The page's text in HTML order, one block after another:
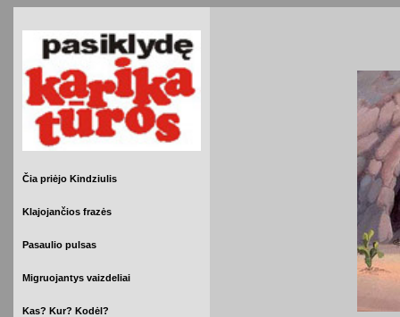
Čia priėjo Kindziulis
Klajojančios frazės
Pasaulio pulsas
Migruojantys vaizdeliai
Kas? Kur? Kodėl?